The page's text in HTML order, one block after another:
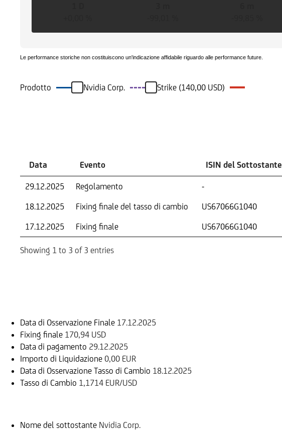
Le performance storiche non costituiscono un'indicazione affidabile riguardo alle performance future.
Prodotto Nvidia Corp. Strike (140,00 USD)
Data Evento ISIN del Sottostante
29.12.2025 Regolamento -
18.12.2025
Fixing finale del tasso di cambio US67066G1040
17.12.2025
Fixing finale US67066G1040
Showing 1 to 3 of 3 entries
Data di Osservazione Finale 17.12.2025
Fixing finale 170,94 USD
Data di pagamento 29.12.2025
Importo di Liquidazione 0,00 EUR
Data di Osservazione Tasso di Cambio 18.12.2025
Tasso di Cambio 1,1714 EUR/USD
Nome del sottostante Nvidia Corp.